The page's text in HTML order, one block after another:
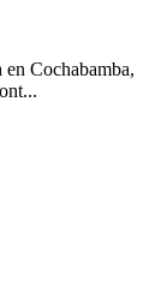
Cochabamba,